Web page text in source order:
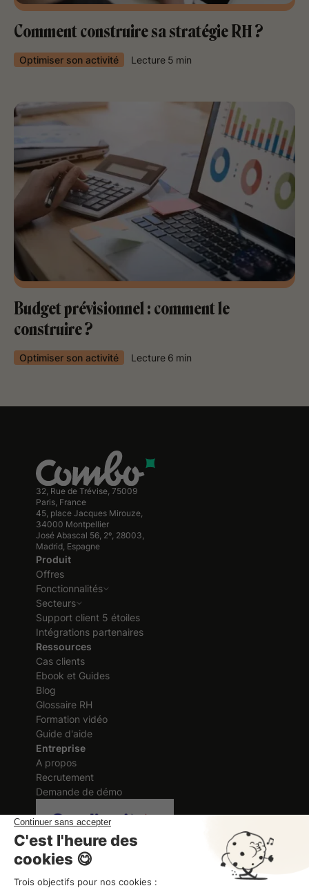
Comment construire sa stratégie RH ?
Optimiser son activité Lecture 5 min
Budget prévisionnel : comment le
construire ?
Optimiser son activité Lecture 6 min
32, Rue de Trévise, 75009
Paris, France
45, place Jacques Mirouze,
34000 Montpellier
José Abascal 56, 2º, 28003,
Madrid, Espagne
Produit
Offres
Fonctionnalités
Secteurs
Support client 5 étoiles
Intégrations partenaires
Ressources
Cas clients
Ebook et Guides
Blog
Glossaire RH
Formation vidéo
Guide d'aide
Entreprise
A propos
Recrutement
Demande de démo
Certification délivrée au titre des